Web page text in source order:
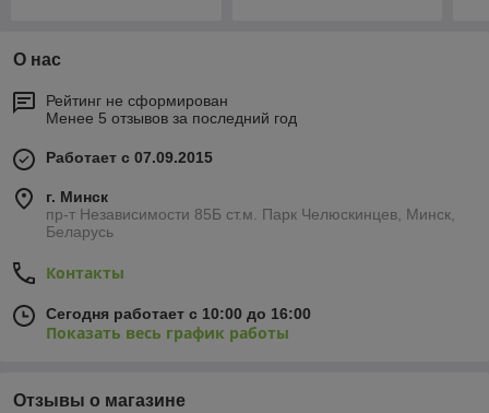
О нас
Рейтинг не сформирован
Менее 5 отзывов за последний год
Работает с 07.09.2015
г. Минск
пр-т Независимости 85Б ст.м. Парк Челюскинцев, Минск,
Беларусь
Контакты
Сегодня работает с 10:00 до 16:00
Показать весь график работы
Отзывы о магазине